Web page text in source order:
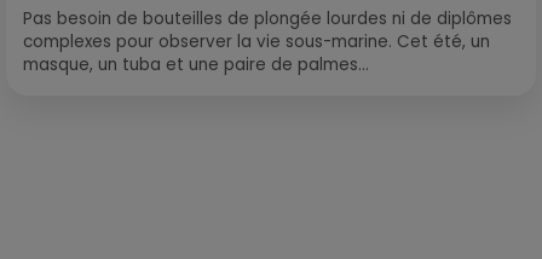
Pas besoin de bouteilles de plongée lourdes ni de diplômes
complexes pour observer la vie sous-marine. Cet été, un
masque, un tuba et une paire de palmes...